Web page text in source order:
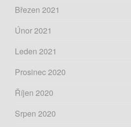
Březen 2021
Únor 2021
Leden 2021
Prosinec 2020
Říjen 2020
Srpen 2020